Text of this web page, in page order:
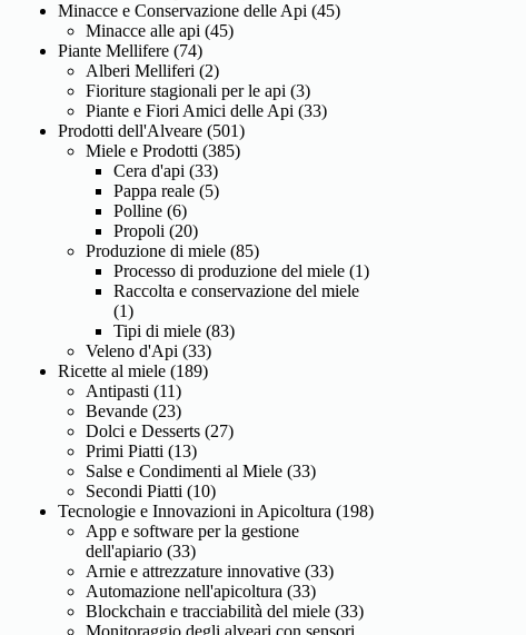
Minacce e Conservazione delle Api (45)
Minacce alle api (45)
Piante Mellifere (74)
Alberi Melliferi (2)
Fioriture stagionali per le api (3)
Piante e Fiori Amici delle Api (33)
Prodotti dell'Alveare (501)
Miele e Prodotti (385)
Cera d'api (33)
Pappa reale (5)
Polline (6)
Propoli (20)
Produzione di miele (85)
Processo di produzione del miele (1)
Raccolta e conservazione del miele
(1)
Tipi di miele (83)
Veleno d'Api (33)
Ricette al miele (189)
Antipasti (11)
Bevande (23)
Dolci e Desserts (27)
Primi Piatti (13)
Salse e Condimenti al Miele (33)
Secondi Piatti (10)
Tecnologie e Innovazioni in Apicoltura (198)
App e software per la gestione
dell'apiario (33)
Arnie e attrezzature innovative (33)
Automazione nell'apicoltura (33)
Blockchain e tracciabilità del miele (33)
Monitoraggio degli alveari con sensori